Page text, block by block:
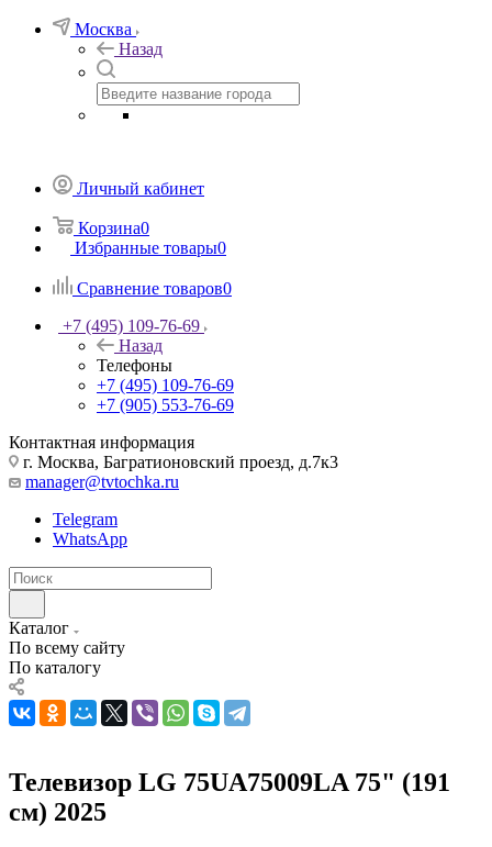
Москва
Назад
Личный кабинет
Корзина0
Избранные товары0
Сравнение товаров0
+7 (495) 109-76-69
Назад
Телефоны
+7 (495) 109-76-69
+7 (905) 553-76-69
Контактная информация
г. Москва, Багратионовский проезд, д.7к3
manager@tvtochka.ru
Telegram
WhatsApp
Каталог
По всему сайту
По каталогу
Телевизор LG 75UA75009LA 75" (191
см) 2025